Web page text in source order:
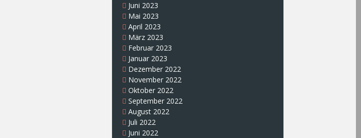
Juni 2023
Mai 2023
April 2023
März 2023
Februar 2023
Januar 2023
Dezember 2022
November 2022
Oktober 2022
September 2022
August 2022
Juli 2022
Juni 2022